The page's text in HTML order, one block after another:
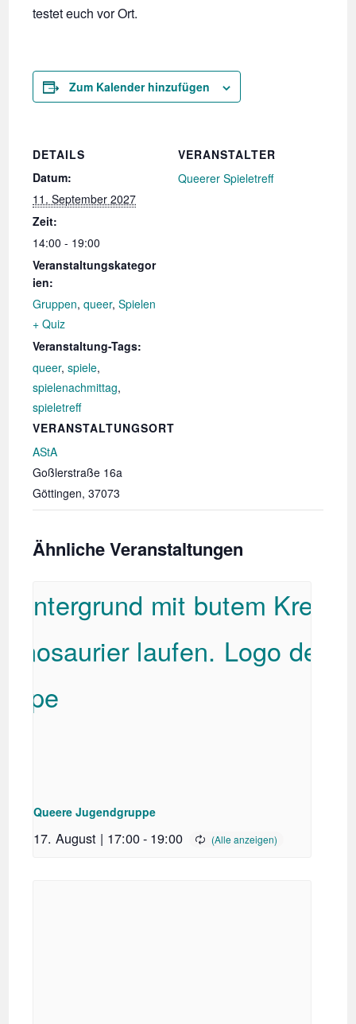
testet euch vor Ort.
Zum Kalender hinzufügen
DETAILS
Datum:
11. September 2027
Zeit:
14:00 - 19:00
Veranstaltungskategor
ien:
Gruppen,queer,Spielen
+ Quiz
Veranstaltung-Tags:
queer,spiele,
spielenachmittag,
spieletreff
VERANSTALTUNGSORT
AStA
Goßlerstraße 16a
Göttingen, 37073
VERANSTALTER
Queerer Spieletreff
Ähnliche Veranstaltungen
Queere Jugendgruppe
17. August | 17:00- 19:00